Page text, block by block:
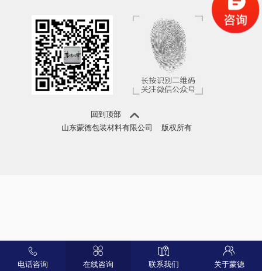
回到顶部
山东蒙德包装材料有限公司
版权所有
电话咨询 在线咨询 联系我们 关于蒙德